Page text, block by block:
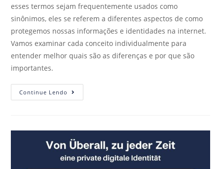
esses termos sejam frequentemente usados como
sinônimos, eles se referem a diferentes aspectos de como
protegemos nossas informações e identidades na internet.
Vamos examinar cada conceito individualmente para
entender melhor quais são as diferenças e por que são
importantes.
Continue Lendo